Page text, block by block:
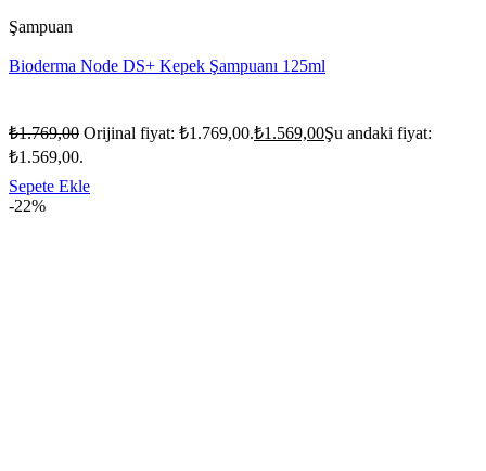
Şampuan
Bioderma Node DS+ Kepek Şampuanı 125ml
₺1.769,00 Orijinal fiyat: ₺1.769,00.₺1.569,00Şu andaki fiyat:
₺1.569,00.
Sepete Ekle
-22%